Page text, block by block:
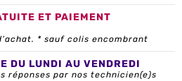
ET PAIEMENT
* sauf colis encombrant
DU LUNDI AU VENDREDI
réponses par nos technicien(e)s